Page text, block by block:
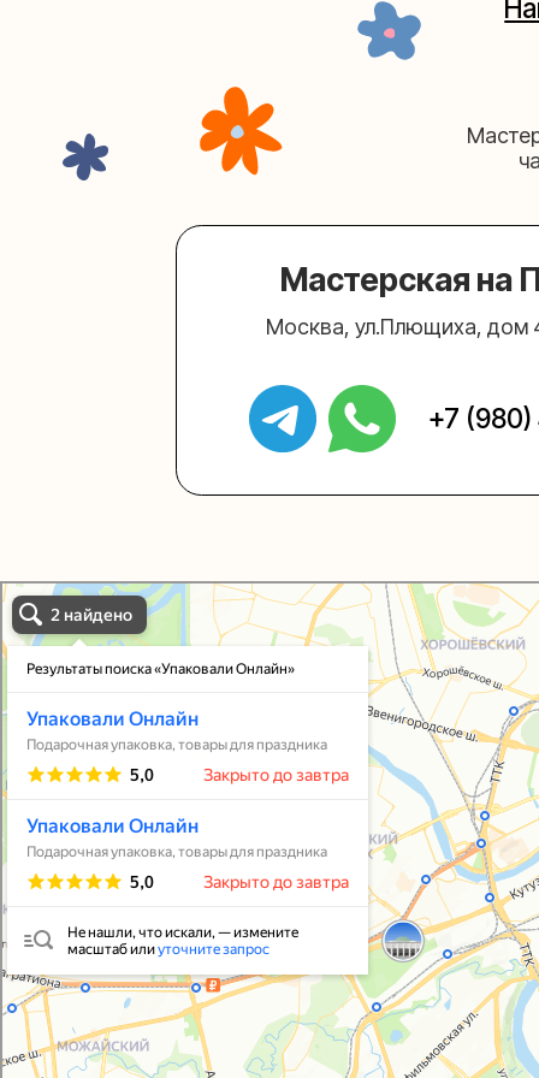
Москва, ул.Плющиха, дом 42
Мастерская на
+7 (980)
Упаковали Онлайн в Москве
Москва
© 2021-2025, ООО "УПАКОВАЛИ ОНЛАЙН"
Упаковать подарок
В личный кабинет